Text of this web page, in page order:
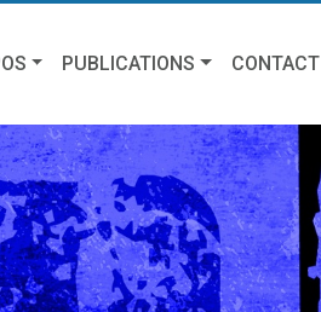
PUBLICATIONS CONTACT